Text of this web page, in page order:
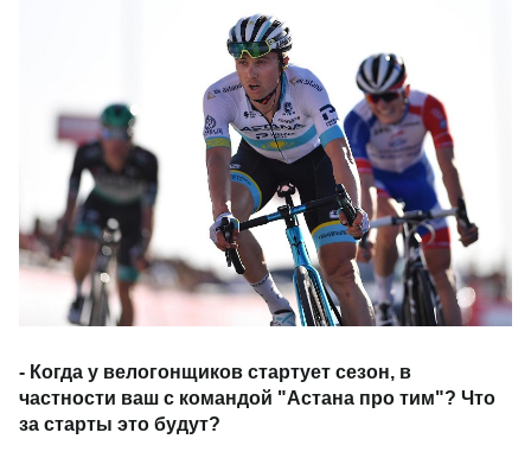
- Когда у велогонщиков стартует сезон, в
частности ваш с командой "Астана про тим"? Что
за старты это будут?